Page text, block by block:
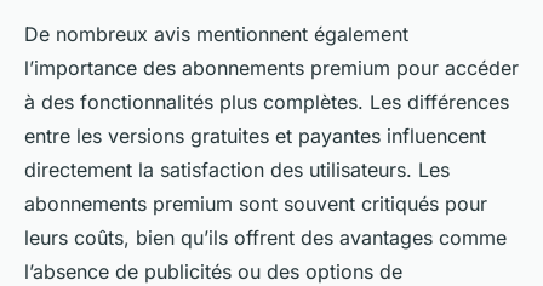
De nombreux avis mentionnent également
l’importance des abonnements premium pour accéder
à des fonctionnalités plus complètes. Les différences
entre les versions gratuites et payantes influencent
directement la satisfaction des utilisateurs. Les
abonnements premium sont souvent critiqués pour
leurs coûts, bien qu’ils offrent des avantages comme
l’absence de publicités ou des options de